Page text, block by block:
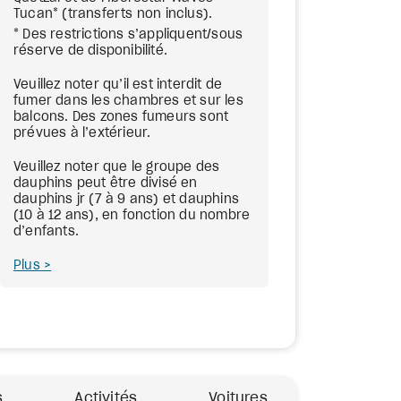
Tucan* (transferts non inclus).
* Des restrictions s’appliquent/sous
réserve de disponibilité.
Veuillez noter qu’il est interdit de
fumer dans les chambres et sur les
balcons. Des zones fumeurs sont
prévues à l’extérieur.
Veuillez noter que le groupe des
dauphins peut être divisé en
dauphins jr (7 à 9 ans) et dauphins
(10 à 12 ans), en fonction du nombre
d’enfants.
Plus